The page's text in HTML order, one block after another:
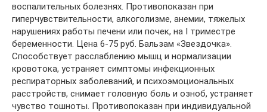
воспалительных болезнях. Противопоказан при
гиперчувствительности, алкоголизме, анемии, тяжелых
нарушениях работы печени или почек, на I триместре
беременности. Цена 6-75 руб. Бальзам «Звездочка».
Способствует расслаблению мышц и нормализации
кровотока, устраняет симптомы инфекционных
респираторных заболеваний, и психоэмоциональных
расстройств, снимает головную боль и озноб, устраняет
чувство тошноты. Противопоказан при индивидуальной